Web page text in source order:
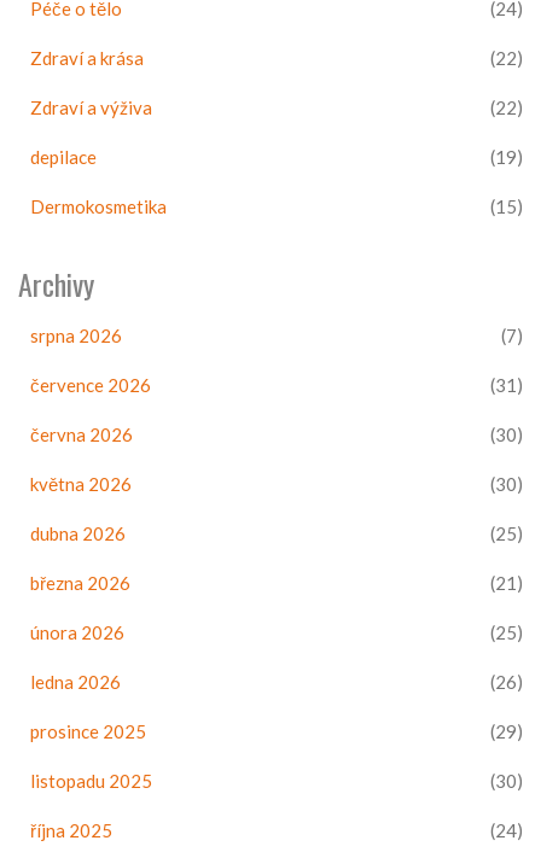
Péče o tělo (24)
Zdraví a krása (22)
Zdraví a výživa (22)
depilace (19)
Dermokosmetika (15)
Archivy
srpna 2026 (7)
července 2026 (31)
června 2026 (30)
května 2026 (30)
dubna 2026 (25)
března 2026 (21)
února 2026 (25)
ledna 2026 (26)
prosince 2025 (29)
listopadu 2025 (30)
října 2025 (24)